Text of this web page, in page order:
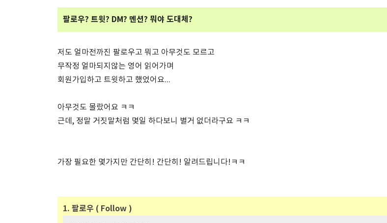
팔로우? 트윗? DM? 멘션? 뭐야 도대체?
저도 얼마전까진 팔로우고 뭐고 아무것도 모르고
무작정 얼마되지않는 영어 읽어가며
회원가입하고 트윗하고 했었어요...
아무것도 몰랐어요 ㅋㅋ
근데, 정말 거짓말처럼 몇일 하다보니 별거 없더라구요 ㅋㅋ
가장 필요한 몇가지만 간단히! 간단히! 알려드립니다!ㅋㅋ
1. 팔로우 ( Follow )